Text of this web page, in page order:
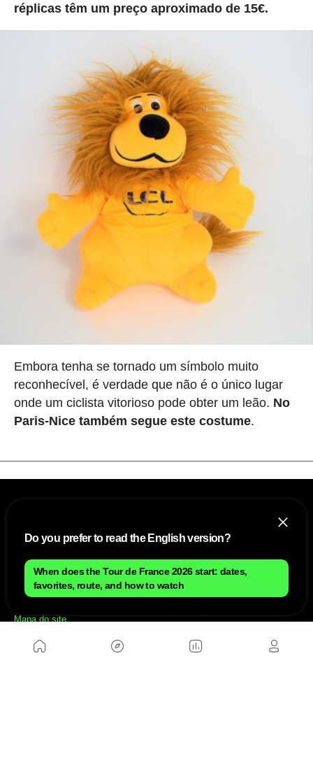
réplicas têm um preço aproximado de 15€.
Embora tenha se tornado um símbolo muito
reconhecível, é verdade que não é o único lugar
onde um ciclista vitorioso pode obter um leão. No
Paris-Nice também segue este costume.
NÓS
Mapa do site
Política de cookies Brasileiro
Anúnciate con nosotros brasileiro
Do you prefer to read the English version?
When does the Tour de France 2026 start: dates,
favorites, route, and how to watch